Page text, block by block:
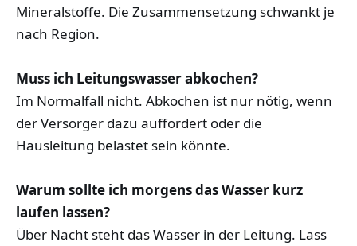
Mineralstoffe. Die Zusammensetzung schwankt je
nach Region.
Muss ich Leitungswasser abkochen?
Im Normalfall nicht. Abkochen ist nur nötig, wenn
der Versorger dazu auffordert oder die
Hausleitung belastet sein könnte.
Warum sollte ich morgens das Wasser kurz
laufen lassen?
Über Nacht steht das Wasser in der Leitung. Lass